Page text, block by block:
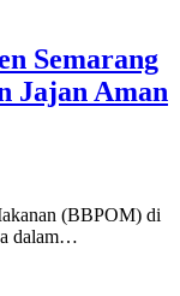
Semarang
Jajan Aman
(BBPOM) di
dalam…